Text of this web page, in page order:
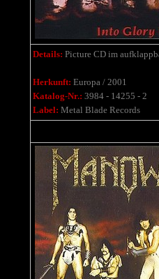
Details: Picture CD im
Herkunft: Europa / 2001
Katalog-Nr.: 3984 - 14255 - 2
Label: Metal Blade Records